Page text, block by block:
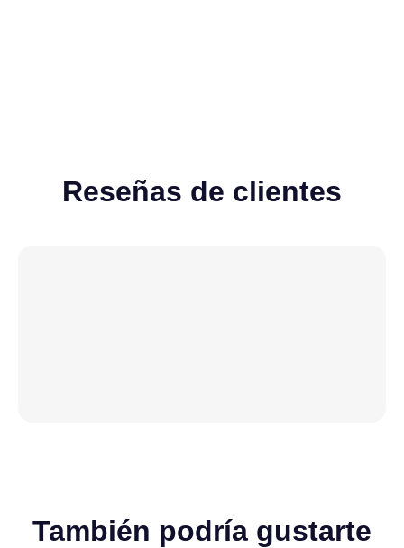
Reseñas de clientes
También podría gustarte